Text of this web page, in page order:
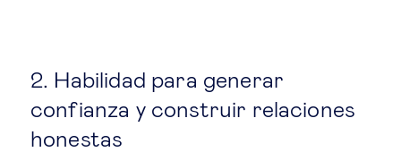
2. Habilidad para generar
confianza y construir relaciones
honestas